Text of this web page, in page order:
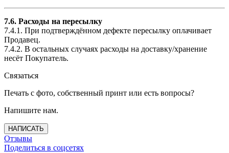
7.6. Расходы на пересылку
7.4.1. При подтверждённом дефекте пересылку оплачивает
Продавец.
7.4.2. В остальных случаях расходы на доставку/хранение
несёт Покупатель.
Связаться
Печать с фото, собственный принт или есть вопросы?
Напишите нам.
НАПИСАТЬ
Отзывы
Поделиться в соцсетях